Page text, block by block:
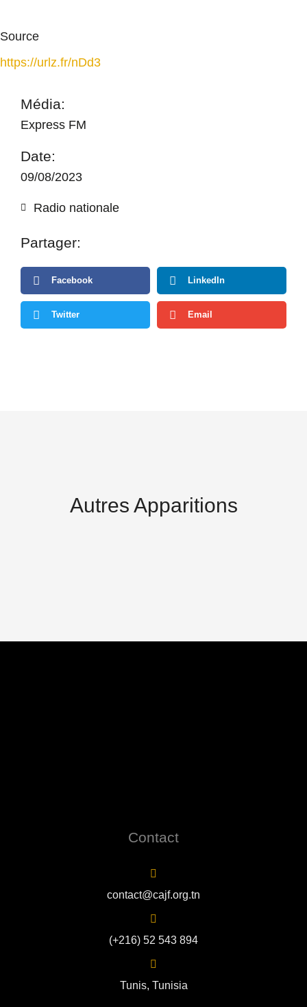
Source
https://urlz.fr/nDd3
Média:
Express FM
Date:
09/08/2023
Radio nationale
Partager:
Facebook LinkedIn
Twitter Email
Autres Apparitions
Contact
contact@cajf.org.tn
(+216) 52 543 894
Tunis, Tunisia